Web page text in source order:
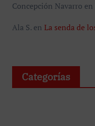
Concepción Navarro en
Ala S.en La senda de
Categorías